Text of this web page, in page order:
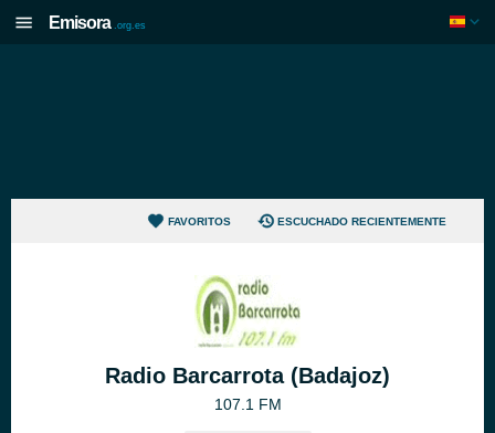
Emisora .org.es
FAVORITOS ESCUCHADO RECIENTEMENTE
Radio Barcarrota (Badajoz)
107.1 FM